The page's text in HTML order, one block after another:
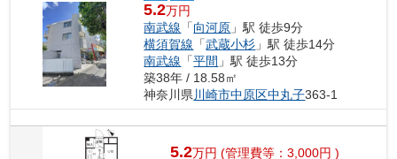
5.2万円
南武線 「向河原 」駅 徒歩9分
横須賀線 「武蔵小杉 」駅 徒歩14分
南武線 「平間 」駅 徒歩13分
築38年 / 18.58㎡
神奈川県川崎市中原区中丸子363-1
5.2万円 (管理費等：3,000円 )